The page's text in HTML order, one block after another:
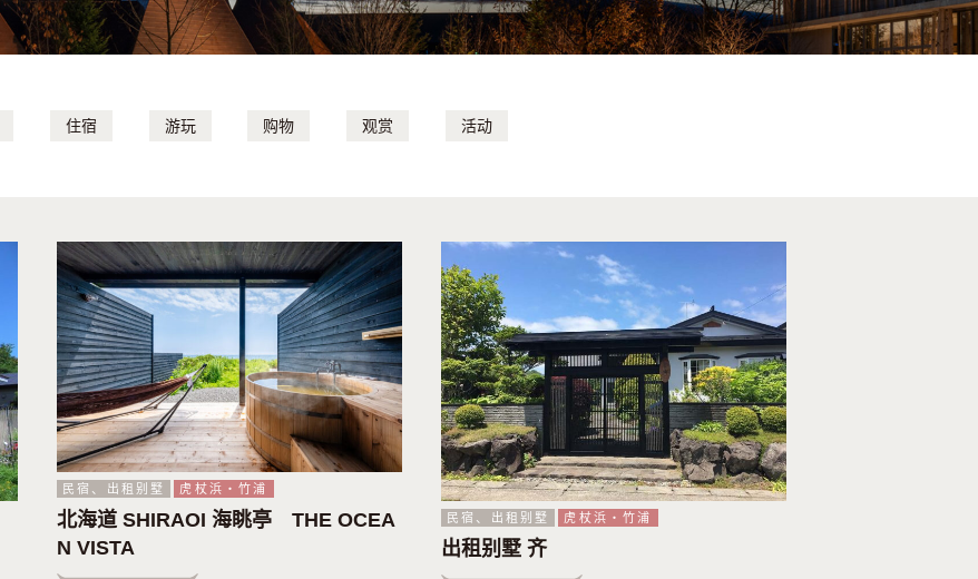
住宿 游玩 购物 观赏 活动
民宿、出租别墅 虎杖浜・竹浦
北海道 SHIRAOI 海眺亭 THE OCEA
N VISTA
民宿、出租别墅 虎杖浜・竹浦
出租别墅 齐